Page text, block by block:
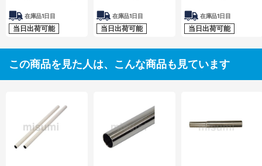
在庫品1日目
当日出荷可能
在庫品1日目
当日出荷可能
在庫品1日目
当日出荷可能
この商品を見た人は、こんな商品も見ています